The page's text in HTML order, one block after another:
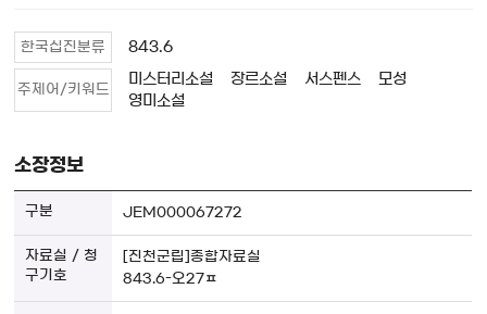
한국십진분류 843.6
주제어/키워드
미스터리소설 장르소설 서스펜스
모성
영미소설
소장정보
JEM000067272
[진천군립]종합자료실
843.6-오27ㅍ